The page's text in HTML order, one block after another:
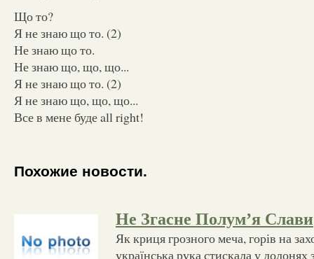
Що то?
Я не знаю що то. (2)
Не знаю що то.
Не знаю що, що, що...
Я не знаю що то. (2)
Я не знаю що, що, що...
Все в мене буде all right!
Похожие новости.
Не Згасне Полум’я Слави
Як криця грозного меча, горів на
українська рука стискала у